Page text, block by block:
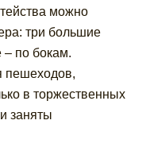
можно
три большие
по бокам.
пешеходов,
в торжественных
заняты